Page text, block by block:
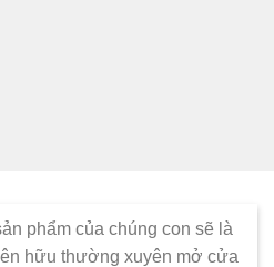
phẩm của chúng con sẽ là
hữu thường xuyên mở cửa